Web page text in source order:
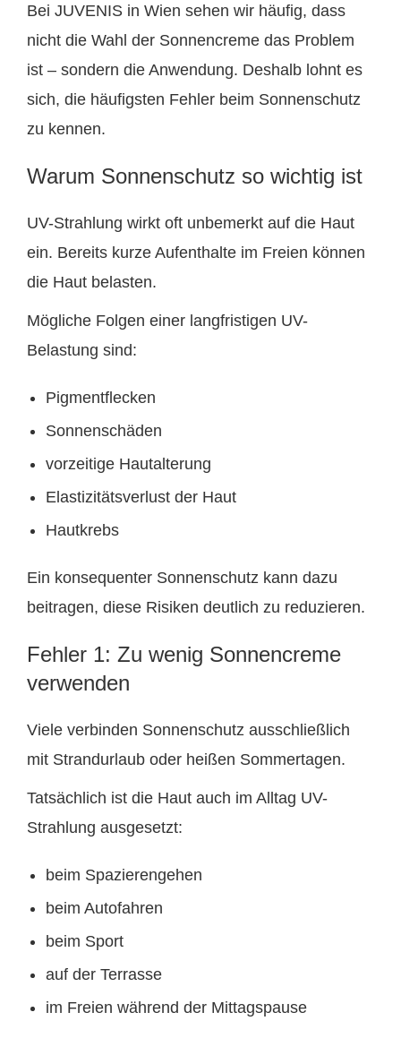
Bei JUVENIS in Wien sehen wir häufig, dass
nicht die Wahl der Sonnencreme das Problem
ist – sondern die Anwendung. Deshalb lohnt es
sich, die häufigsten Fehler beim Sonnenschutz
zu kennen.
Warum Sonnenschutz so wichtig ist
UV-Strahlung wirkt oft unbemerkt auf die Haut
ein. Bereits kurze Aufenthalte im Freien können
die Haut belasten.
Mögliche Folgen einer langfristigen UV-
Belastung sind:
Pigmentflecken
Sonnenschäden
vorzeitige Hautalterung
Elastizitätsverlust der Haut
Hautkrebs
Ein konsequenter Sonnenschutz kann dazu
beitragen, diese Risiken deutlich zu reduzieren.
Fehler 1: Zu wenig Sonnencreme
verwenden
Viele verbinden Sonnenschutz ausschließlich
mit Strandurlaub oder heißen Sommertagen.
Tatsächlich ist die Haut auch im Alltag UV-
Strahlung ausgesetzt:
beim Spazierengehen
beim Autofahren
beim Sport
auf der Terrasse
im Freien während der Mittagspause